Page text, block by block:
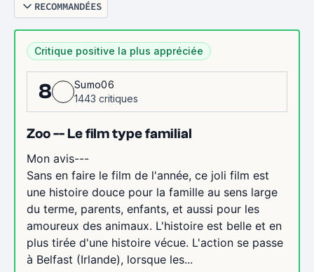
RECOMMANDÉES
Critique positive la plus appréciée
8
Sumo06
1443 critiques
Zoo -- Le film type familial
Mon avis---
Sans en faire le film de l'année, ce joli film est
une histoire douce pour la famille au sens large
du terme, parents, enfants, et aussi pour les
amoureux des animaux. L'histoire est belle et en
plus tirée d'une histoire vécue. L'action se passe
à Belfast (Irlande), lorsque les...